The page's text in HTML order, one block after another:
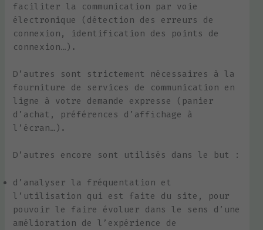
faciliter la communication par voie
électronique (détection des erreurs de
connexion, identification des points de
connexion…).
D’autres sont strictement nécessaires à la
fourniture de services de communication en
ligne à votre demande expresse (panier
d’achat, préférences d’affichage à
l’écran…).
D’autres encore sont utilisés dans le but :
d’analyser la fréquentation et
l’utilisation qui est faite du site, pour
pouvoir le faire évoluer dans le sens d’une
amélioration de l’expérience de